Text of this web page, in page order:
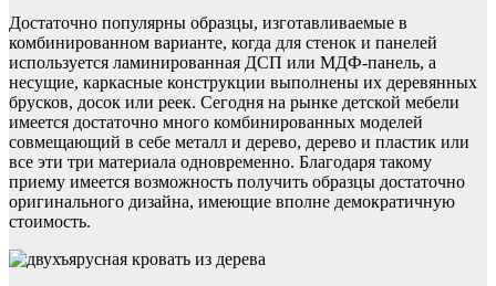
Достаточно популярны образцы, изготавливаемые в
комбинированном варианте, когда для стенок и панелей
используется ламинированная ДСП или МДФ-панель, а
несущие, каркасные конструкции выполнены их деревянных
брусков, досок или реек. Сегодня на рынке детской мебели
имеется достаточно много комбинированных моделей
совмещающий в себе металл и дерево, дерево и пластик или
все эти три материала одновременно. Благодаря такому
приему имеется возможность получить образцы достаточно
оригинального дизайна, имеющие вполне демократичную
стоимость.